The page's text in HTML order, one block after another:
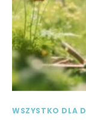
WSZYSTKO DLA